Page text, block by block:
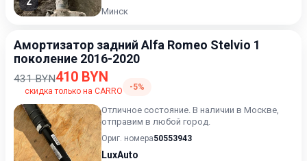
Минск
Амортизатор задний Alfa Romeo Stelvio 1
поколение 2016-2020
431 BYN410 BYN
скидка только на CARRO -5%
Отличное состояние. В наличии в Москве,
отправим в любой город.
Ориг. номера50553943
LuxAuto